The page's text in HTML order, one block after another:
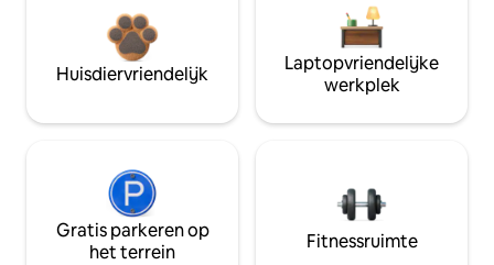
Huisdiervriendelijk
Laptopvriendelijke
werkplek
Gratis parkeren op
het terrein
Fitnessruimte